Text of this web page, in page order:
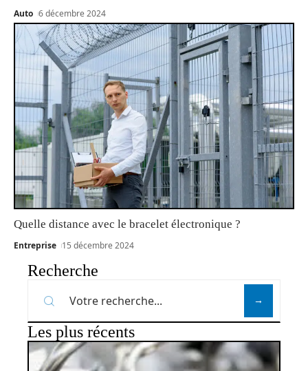
Auto 6 décembre 2024
Quelle distance avec le bracelet électronique ?
Entreprise 15 décembre 2024
Recherche
Les plus récents